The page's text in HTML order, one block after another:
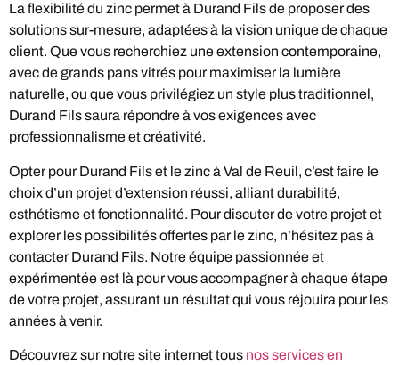
La flexibilité du zinc permet à Durand Fils de proposer des
solutions sur-mesure, adaptées à la vision unique de chaque
client. Que vous recherchiez une extension contemporaine,
avec de grands pans vitrés pour maximiser la lumière
naturelle, ou que vous privilégiez un style plus traditionnel,
Durand Fils saura répondre à vos exigences avec
professionnalisme et créativité.
Opter pour Durand Fils et le zinc à Val de Reuil, c’est faire le
choix d’un projet d’extension réussi, alliant durabilité,
esthétisme et fonctionnalité. Pour discuter de votre projet et
explorer les possibilités offertes par le zinc, n’hésitez pas à
contacter Durand Fils. Notre équipe passionnée et
expérimentée est là pour vous accompagner à chaque étape
de votre projet, assurant un résultat qui vous réjouira pour les
années à venir.
Découvrez sur notre site internet tous nos services en